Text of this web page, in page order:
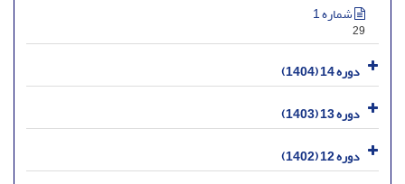
شماره 1
29
دوره 14 (1404)
دوره 13 (1403)
دوره 12 (1402)